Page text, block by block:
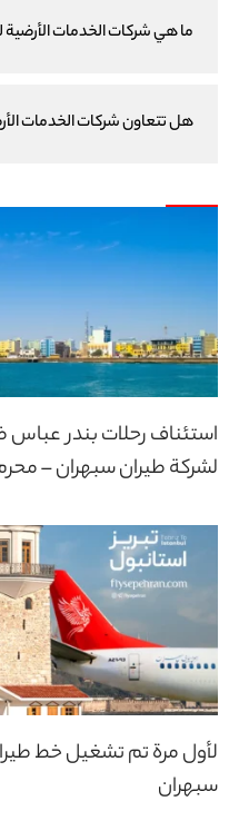
ما هي شركات الخدمات الأرضية
هل تتعاون شركات الخدمات
استئناف رحلات بندر عباس
لشركة طيران سبهران – محرم
لأول مرة تم تشغيل خط
سبهران